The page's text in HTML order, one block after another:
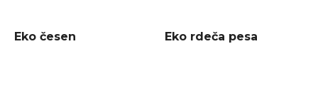
Eko česen Eko rdeča pesa